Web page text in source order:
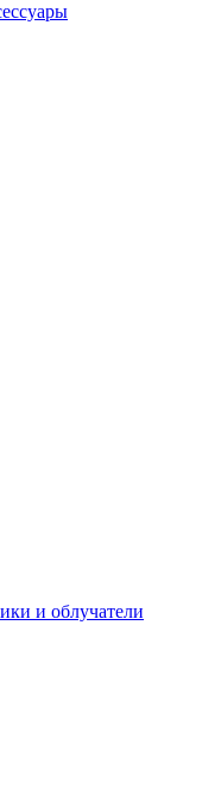
и облучатели